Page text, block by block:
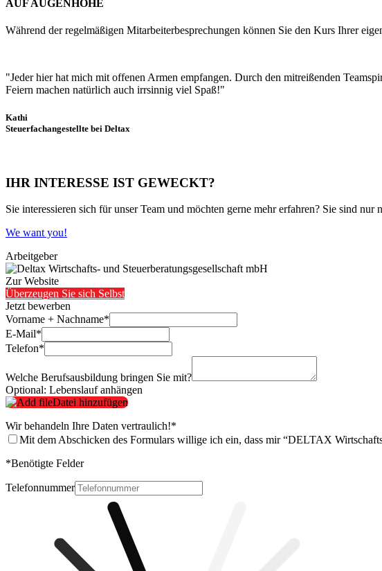
AUF AUGENHÖHE
Während der regelmäßigen Mitarbeiterbesprechungen können Sie den Kurs Ihrer
"Jeder hier hat mich mit offenen Armen empfangen. Durch den mitreißenden
Feiern machen natürlich auch irrsinnig viel Spaß!"
Kathi
Steuerfachangestellte bei Deltax
IHR INTERESSE IST GEWECKT?
Sie interessieren sich für unser Team und möchten gerne mehr erfahren? Sie sind
We want you!
Arbeitgeber
Zur Website
Überzeugen Sie sich Selbst
Jetzt bewerben
Vorname + Nachname*
E-Mail*
Telefon*
Welche Berufsausbildung bringen Sie mit?
Optional: Lebenslauf anhängen
Datei hinzufügen
Wir behandeln Ihre Daten vertraulich!*
Mit dem Abschicken des Formulars willige ich ein, dass mir “DELTAX
*Benötigte Felder
Telefonnummer